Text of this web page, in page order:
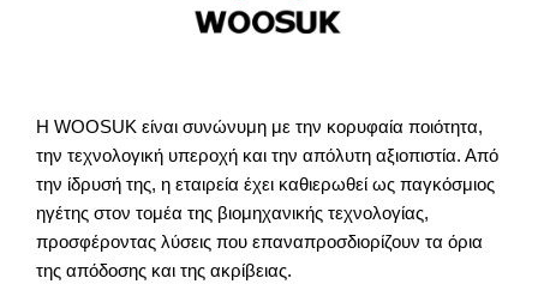
Η WOOSUK είναι συνώνυμη με την κορυφαία ποιότητα,
την τεχνολογική υπεροχή και την απόλυτη αξιοπιστία. Από
την ίδρυσή της, η εταιρεία έχει καθιερωθεί ως παγκόσμιος
ηγέτης στον τομέα της βιομηχανικής τεχνολογίας,
προσφέροντας λύσεις που επαναπροσδιορίζουν τα όρια
της απόδοσης και της ακρίβειας.